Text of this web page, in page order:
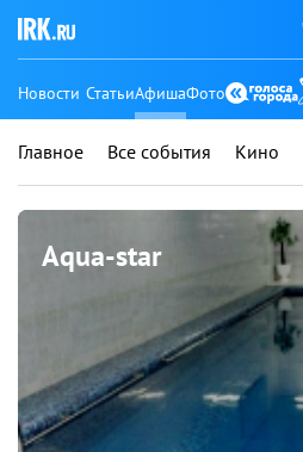
Новости СтатьиАфишаФото
Главное Все события Кино
Aqua-star